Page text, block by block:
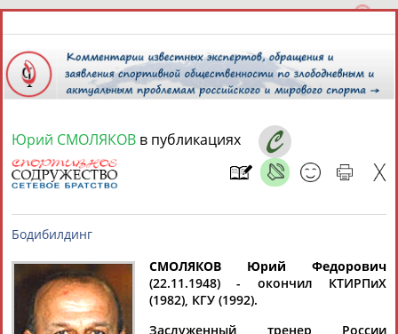
7 августа 2026 года,
СПОРТСМЕНЫ, ТРЕНЕРЫ И СПЕЦИАЛИСТЫ
Найдено: 13181персон Расширенный поиск
Юрий СМОЛЯКОВ в публикациях
Бодибилдинг
СМОЛЯКОВ Юрий Федорович
(22.11.1948) - окончил КТИРПиХ
(1982), КГУ (1992).
Заслуженный тренер России